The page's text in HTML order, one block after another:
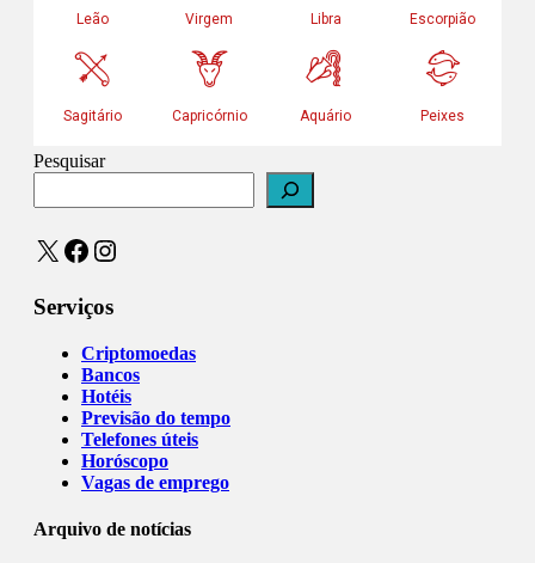
Pesquisar
X Facebook
Instagram
Serviços
Criptomoedas
Bancos
Hotéis
Previsão do tempo
Telefones úteis
Horóscopo
Vagas de emprego
Arquivo de notícias